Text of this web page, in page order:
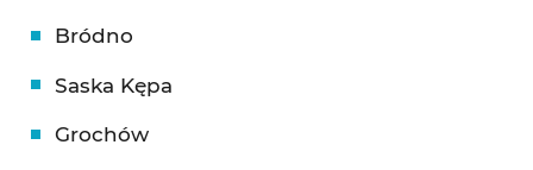
Bródno
Saska Kępa
Grochów